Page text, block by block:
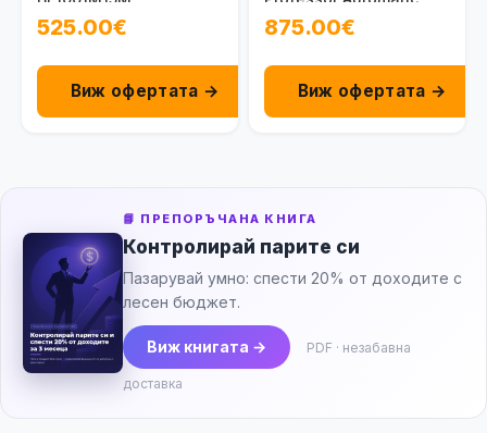
525.00€
Виж офертата →
100093101011
875.00€
Виж офертата →
📘 ПРЕПОРЪЧАНА КНИГА
Контролирай парите си
Пазарувай умно: спести 20% от доходите с
лесен бюджет.
Виж книгата → PDF · незабавна
доставка